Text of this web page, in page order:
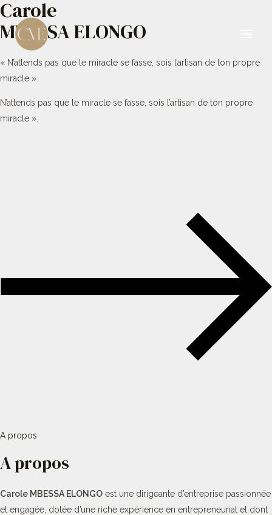
Aller
contenu
Carole
MBESSA ELONGO
« N’attends pas que le miracle se fasse, sois l’artisan de ton propre
miracle ».
N’attends pas que le miracle se fasse, sois l’artisan de ton propre
miracle ».
A propos
A propos
Carole MBESSA ELONGO est une dirigeante d’entreprise passionnée
et engagée, dotée d’une riche expérience en entrepreneuriat et dont